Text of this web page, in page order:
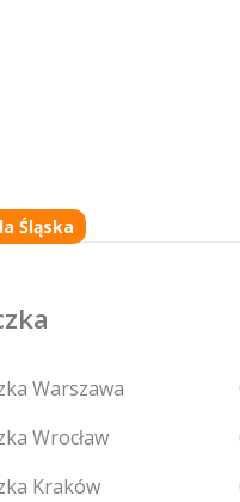
Śląska
Warszawa
Wrocław
Kraków